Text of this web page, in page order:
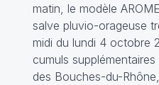
matin, le modèle
salve pluvio-orageuse
midi du lundi 4 octobre
cumuls
des Bouches-du-